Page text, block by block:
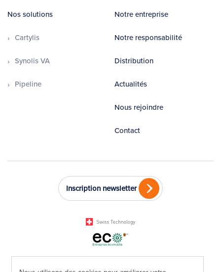
Nos solutions
Cartylis
Synolis VA
Pipeline
Notre entreprise
Notre responsabilité
Distribution
Actualités
Nous rejoindre
Contact
Inscription newsletter